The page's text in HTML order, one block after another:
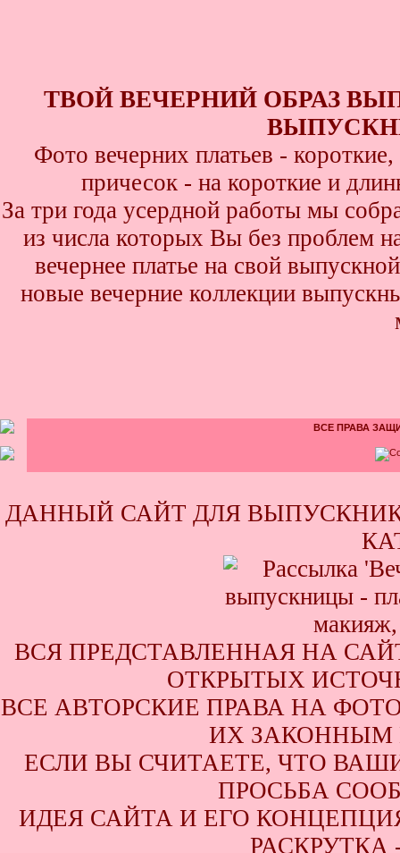
ТВОЙ ВЕЧЕРНИЙ ОБРАЗ
Фото вечерних платьев -
причесок - на короткие и
За три года усердной работы мы
из числа которых Вы без проблем
вечернее платье на свой
новые вечерние коллекции
ВСЕ ПРАВА
ДАННЫЙ САЙТ ДЛЯ
ВСЯ ПРЕДСТАВЛЕННАЯ НА
ОТКРЫТЫХ
ВСЕ АВТОРСКИЕ ПРАВА НА
ИХ ЗАКОННЫМ
ЕСЛИ ВЫ СЧИТАЕТЕ, ЧТО
ПРОСЬБА
ИДЕЯ САЙТА И ЕГО КОНЦЕПЦИЯ
РАСКРУТКА -